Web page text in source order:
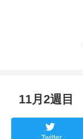
11月2週目